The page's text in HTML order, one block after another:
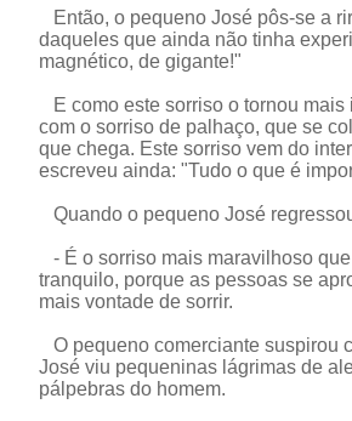
Então, o pequeno José pôs-se a
daqueles que ainda não tinha
magnético, de gigante!"
E como este sorriso o tornou
com o sorriso de palhaço, que se
que chega. Este sorriso vem do
escreveu ainda: "Tudo o que é
Quando o pequeno José
- É o sorriso mais maravilhoso
tranquilo, porque as pessoas se
mais vontade de sorrir.
O pequeno comerciante suspirou
José viu pequeninas lágrimas de
pálpebras do homem.